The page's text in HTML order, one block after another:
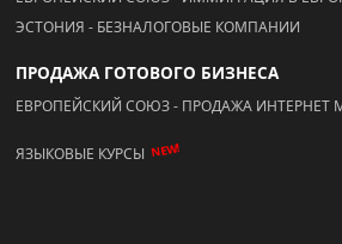
ЭСТОНИЯ - БЕЗНАЛОГОВЫЕ КОМПАНИИ
ПРОДАЖА ГОТОВОГО БИЗНЕСА
ЕВРОПЕЙСКИЙ СОЮЗ - ПРОДАЖА ИНТЕРНЕТ
ЯЗЫКОВЫЕ КУРСЫ NEW!